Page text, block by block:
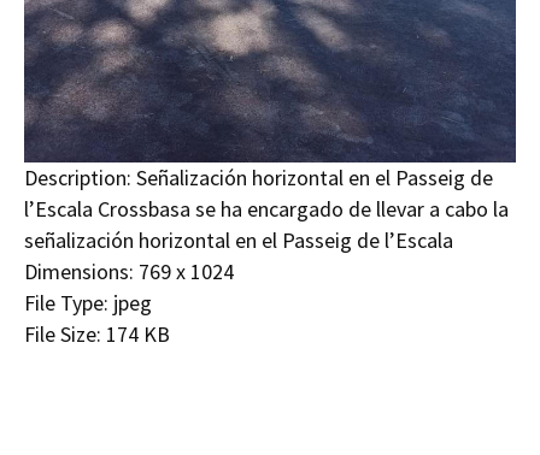
Description: Señalización horizontal en el Passeig de
l’Escala Crossbasa se ha encargado de llevar a cabo la
señalización horizontal en el Passeig de l’Escala
Dimensions: 769 x 1024
File Type: jpeg
File Size: 174 KB